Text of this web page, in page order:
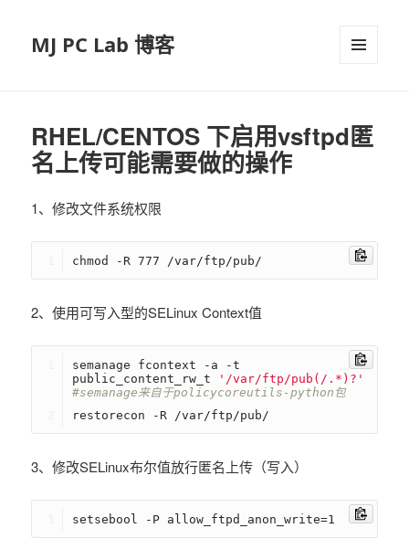
MJ PC Lab 博客
RHEL/CENTOS 下启用vsftpd匿
名上传可能需要做的操作
1、修改文件系统权限
chmod -R 777 /var/ftp/pub/
2、使用可写入型的SELinux Context值
semanage fcontext -a -t
public_content_rw_t
'/var/ftp/pub(/.*)?'
#semanage来自于policycoreutils-python包
restorecon -R /var/ftp/pub/
3、修改SELinux布尔值放行匿名上传（写入）
setsebool -P allow_ftpd_anon_write=1